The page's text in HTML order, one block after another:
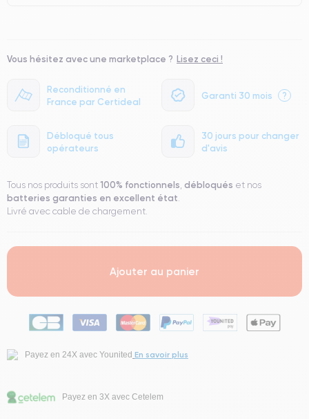
Reconditionné en
France par Certideal
Garanti 30 mois ?
Débloqué tous
opérateurs
30 jours pour changer
d'avis
Vous hésitez avec une marketplace ? Lisez ceci !
Tous nos produits sont 100% fonctionnels, débloqués et nos
batteries garanties en excellent état.
Livré avec cable de chargement.
Ajouter au panier
Payez en 24X avec Younited En savoir plus
Payez en 3X avec Cetelem